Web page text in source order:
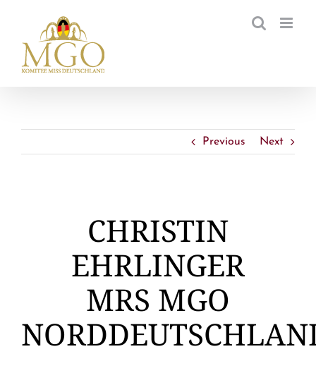
springen
Previous Next
CHRISTIN
EHRLINGER
MRS MGO